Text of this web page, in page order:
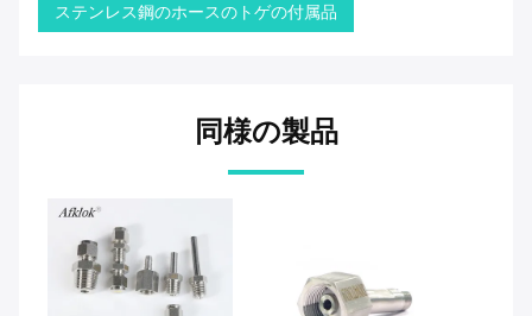
ステンレス鋼のホースのトゲの付属品
同様の製品